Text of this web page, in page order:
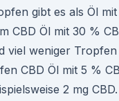
gibt es als Öl
CBD Öl mit 30 %
viel weniger
CBD Öl mit 5 %
2 mg